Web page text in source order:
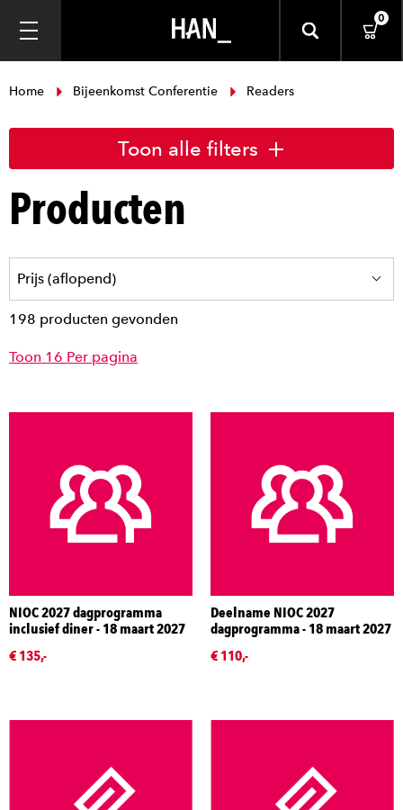
0
Home Bijeenkomst Conferentie Readers
Toon alle filters
Producten
198 producten gevonden
Toon 16 Per pagina
NIOC 2027 dagprogramma
inclusief diner - 18 maart 2027
€ 135,-
Deelname NIOC 2027
dagprogramma - 18 maart 2027
€ 110,-